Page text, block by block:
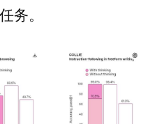
务。